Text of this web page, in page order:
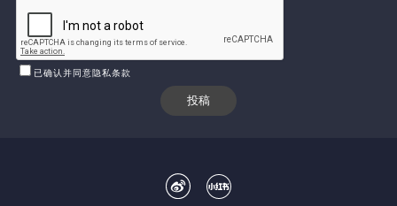
已确认并同意隐私条款